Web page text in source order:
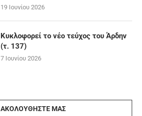
19 Ιουνίου 2026
Κυκλοφορεί το νέο τεύχος του Άρδην
(τ. 137)
7 Ιουνίου 2026
ΑΚΟΛΟΥΘΉΣΤΕ ΜΑΣ